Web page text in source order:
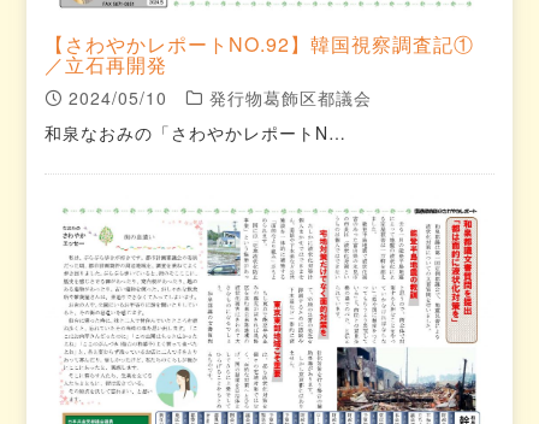
【さわやかレポートNO.92】韓国視察調査記①
／立石再開発
2024/05/10
発行物葛飾区都議会
和泉なおみの「さわやかレポートN…